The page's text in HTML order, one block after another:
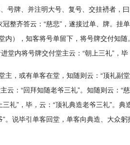
号牌、并注明大号、复号、交挂袇者，
整齐答云：“慈悲”，遂接过单、牌。
内），知客将号单留下，将号牌交付知
堂内将号牌交付堂主云：“朝上三礼”，毕
主，或有单客在堂，知随则云：“顶礼副
云：“回拜知随老爷三礼”。知随则云：
礼”，毕，云：“顶礼典造老爷三礼”。
。说毕引单客回堂，单客向典造、大众